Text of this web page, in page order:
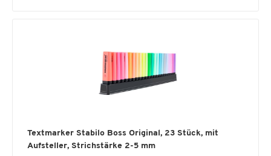
Textmarker Stabilo Boss Original, 23 Stück, mit
Aufsteller, Strichstärke 2-5 mm